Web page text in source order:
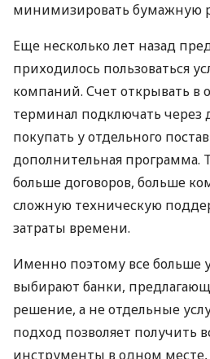
минимизировать бумажную
Еще несколько лет назад
приходилось пользоваться
компаний. Счет открывать в
терминал подключать через
покупать у отдельного
дополнительная программа.
больше договоров, больше
сложную техническую
затраты времени.
Именно поэтому все больше
выбирают банки,
решение, а не отдельные
подход позволяет получить
инструменты в одном